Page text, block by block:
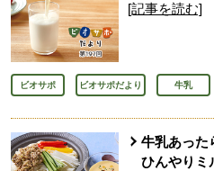
[記事を読む]
ビオサポ ビオサポだより 牛乳
牛乳あった
ひんやりミ